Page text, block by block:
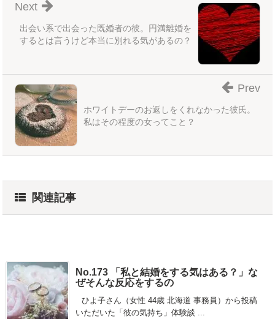
出会い系で出会った既婚者の彼。円満離婚を
するとは言うけど本当に別れる気があるの？
Next
ホワイトデーのお返しをくれなかった彼氏。
私はその程度の女ってこと？
Prev
関連記事
No.173 「私と結婚をする気はある？」な
ぜそんな反応をするの
ひよ子さん（女性 44歳 北海道 事務員）から投稿
いただいた「彼の気持ち」体験談 ...